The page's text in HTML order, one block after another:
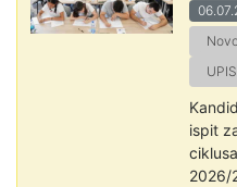
ispit
2026/